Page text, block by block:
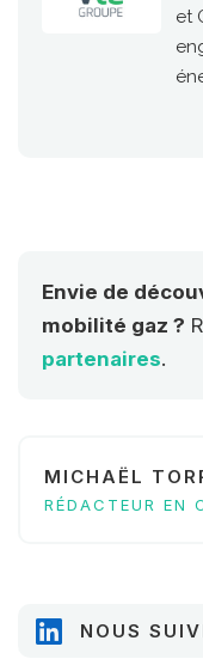
et
Envie de
mobilité gaz ?
partenaires.
MICHAËL
RÉDACTEUR EN
NOUS